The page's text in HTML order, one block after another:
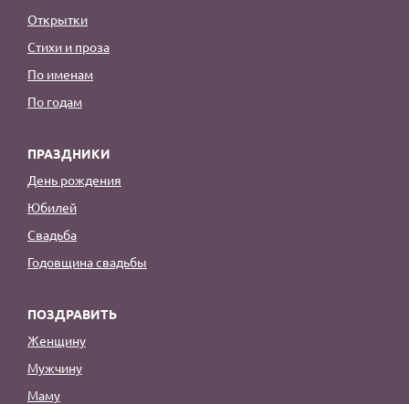
Открытки
Стихи и проза
По именам
По годам
ПРАЗДНИКИ
День рождения
Юбилей
Свадьба
Годовщина свадьбы
ПОЗДРАВИТЬ
Женщину
Мужчину
Маму